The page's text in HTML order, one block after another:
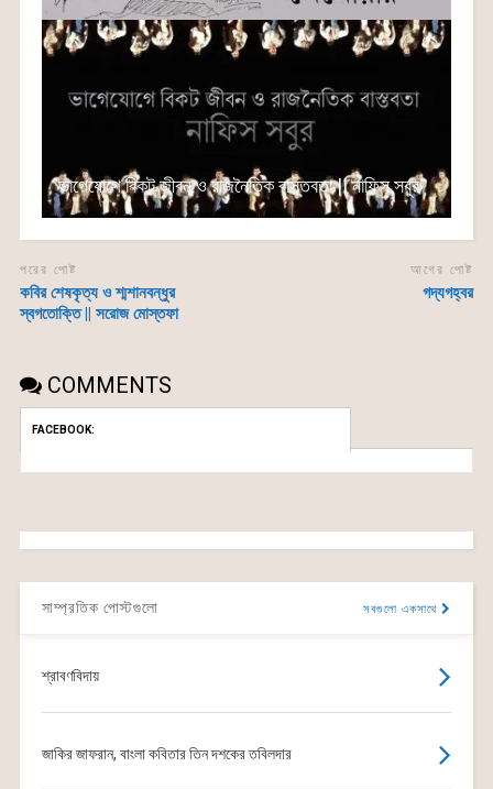
ভাগেযোগে বিকট জীবন ও রাজনৈতিক বাস্তবতা || নাফিস সবুর
পরের পোষ্ট
কবির শেষকৃত্য ও শ্মশানবন্ধুর
স্বগতোক্তি || সরোজ মোস্তফা
আগের পোষ্ট
গদ্যগহ্বর
COMMENTS
FACEBOOK:
সাম্প্রতিক পোস্টগুলো সবগুলো একসাথে
শ্রাবণবিদায়
জাকির জাফরান, বাংলা কবিতার তিন দশকের তবিলদার